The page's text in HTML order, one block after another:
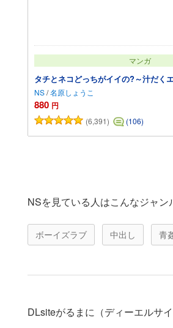
マンガ
タチとネコどっちがイイの?～汁だく
NS/名原しょうこ
880 円
(6,391) (106)
カートに追加
NSを見ている人はこんなジャン
ボーイズラブ 中出し 青
DLsiteがるまに（ディーエルサ